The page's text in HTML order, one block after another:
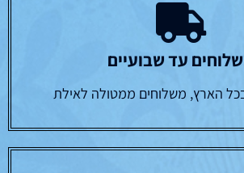
עד שבועיים
הארץ, משלוחים ממטולה לאילת